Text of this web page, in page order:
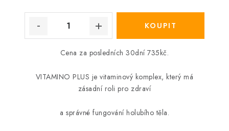
Cena za posledních 30dní 735kč.
VITAMINO PLUS je vitaminový komplex, který má
zásadní roli pro zdraví
a správné fungování holubího těla.